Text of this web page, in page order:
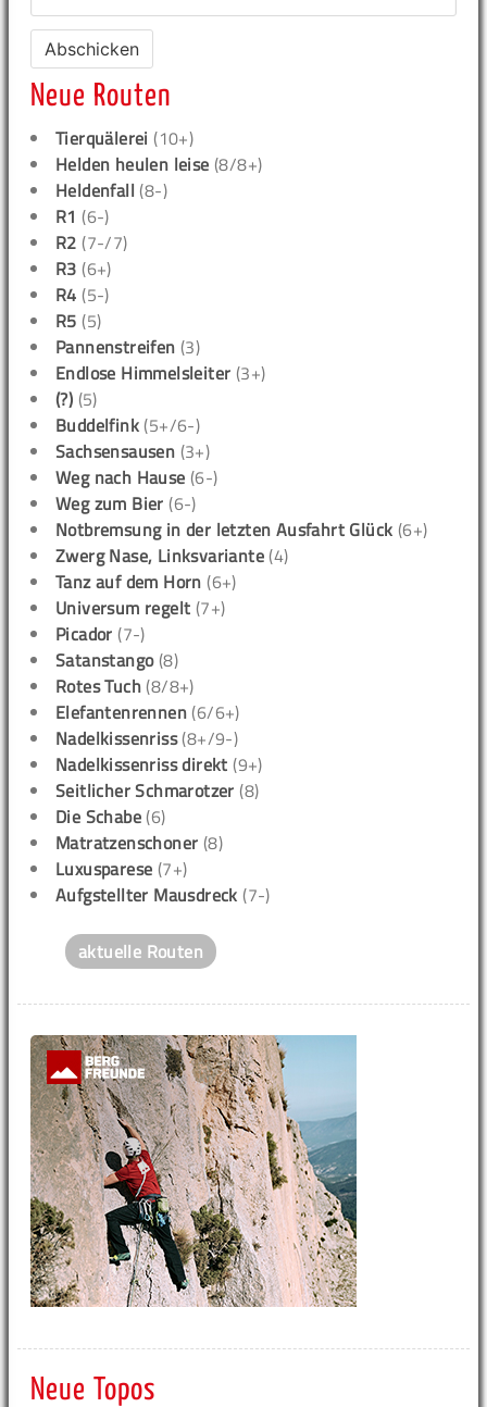
Neue Routen
Tierquälerei (10+)
Helden heulen leise (8/8+)
Heldenfall (8-)
R1 (6-)
R2 (7-/7)
R3 (6+)
R4 (5-)
R5 (5)
Pannenstreifen (3)
Endlose Himmelsleiter (3+)
(?) (5)
Buddelfink (5+/6-)
Sachsensausen (3+)
Weg nach Hause (6-)
Weg zum Bier (6-)
Notbremsung in der letzten Ausfahrt Glück (6+)
Zwerg Nase, Linksvariante (4)
Tanz auf dem Horn (6+)
Universum regelt (7+)
Picador (7-)
Satanstango(8)
Rotes Tuch (8/8+)
Elefantenrennen (6/6+)
Nadelkissenriss(8+/9-)
Nadelkissenriss direkt (9+)
Seitlicher Schmarotzer (8)
Die Schabe (6)
Matratzenschoner (8)
Luxusparese (7+)
Aufgstellter Mausdreck (7-)
aktuelle Routen
Neue Topos